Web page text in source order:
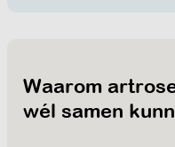
Waarom
wél samen